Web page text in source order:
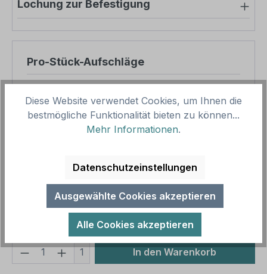
Lochung zur Befestigung
Pro-Stück-Aufschläge
Zwischensumme
12,50 €
Gesamtpreis
Preise inkl. MwSt. zzgl. Versandkosten
Aufgrund von Neuberechnungen im Warenkorb sind
abweichende Endpreise möglich.
Produkt Anzahl: Gib den gewünschten
1 In den Warenkorb
Diese Website verwendet Cookies, um Ihnen die
bestmögliche Funktionalität bieten zu können...
Mehr Informationen.
Datenschutzeinstellungen
Ausgewählte Cookies akzeptieren
Alle Cookies akzeptieren